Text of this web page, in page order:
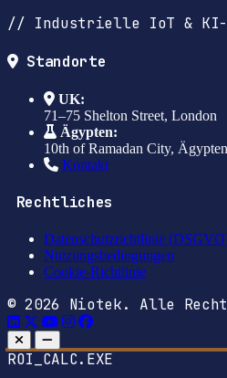
// Industrielle IoT & KI-
Standorte
UK:
71–75 Shelton Street, London
Ägypten:
10th of Ramadan City, Ägypten
Kontakt
Rechtliches
Datenschutzrichtlinie
Nutzungsbedingungen
Cookie-Richtlinie
© 2026 Niotek. Alle
ROI_CALC.EXE